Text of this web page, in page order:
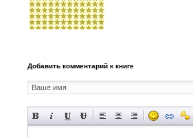
Добавить комментарий к книге